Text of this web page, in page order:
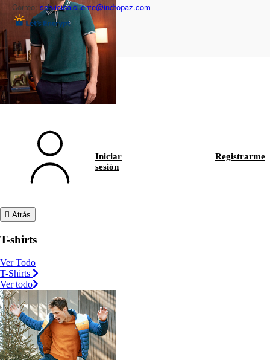
Iniciar
sesión
Registrarme
Atrás
T-shirts
Ver Todo
T-Shirts
Ver todo
Correo: servicioalcliente@indtopaz.com